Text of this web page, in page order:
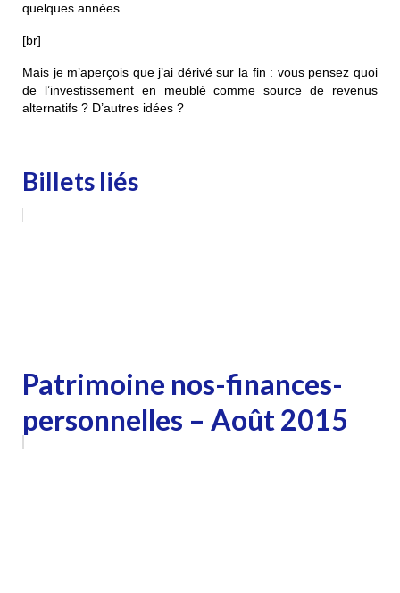
quelques années.
[br]
Mais je m’aperçois que j’ai dérivé sur la fin : vous pensez quoi
de l’investissement en meublé comme source de revenus
alternatifs ? D’autres idées ?
Billets liés
Patrimoine nos-finances-
personnelles – Août 2015